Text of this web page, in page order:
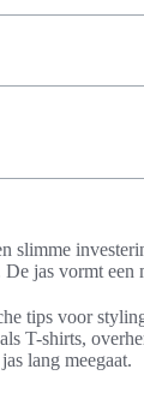
slimme
jas vormt
tips voor
T-shirts,
lang meegaat.